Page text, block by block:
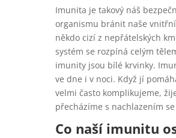
Imunita je takový náš
organismu bránit naše
někdo cizí z nepřátelských
systém se rozpíná celým
imunity jsou bílé krvinky.
ve dne i v noci. Když jí
velmi často komplikujeme,
přecházíme s nachlazením
Co naší imunitu